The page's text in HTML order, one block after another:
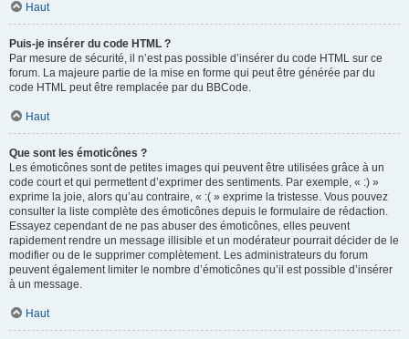
Haut
Puis-je insérer du code HTML ?
Par mesure de sécurité, il n’est pas possible d’insérer du code HTML sur ce
forum. La majeure partie de la mise en forme qui peut être générée par du
code HTML peut être remplacée par du BBCode.
Haut
Que sont les émoticônes ?
Les émoticônes sont de petites images qui peuvent être utilisées grâce à un
code court et qui permettent d’exprimer des sentiments. Par exemple, « :) »
exprime la joie, alors qu’au contraire, « :( » exprime la tristesse. Vous pouvez
consulter la liste complète des émoticônes depuis le formulaire de rédaction.
Essayez cependant de ne pas abuser des émoticônes, elles peuvent
rapidement rendre un message illisible et un modérateur pourrait décider de le
modifier ou de le supprimer complètement. Les administrateurs du forum
peuvent également limiter le nombre d’émoticônes qu’il est possible d’insérer
à un message.
Haut